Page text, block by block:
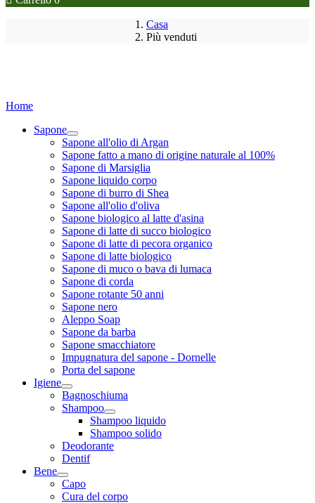
Casa
Più venduti
Home
Sapone
Sapone all'olio di Argan
Sapone fatto a mano di origine naturale al 100%
Sapone di Marsiglia
Sapone liquido corpo
Sapone di burro di Shea
Sapone all'olio d'oliva
Sapone biologico al latte d'asina
Sapone di latte di succo biologico
Sapone di latte di pecora organico
Sapone di latte biologico
Sapone di muco o bava di lumaca
Sapone di corda
Sapone rotante 50 anni
Sapone nero
Aleppo Soap
Sapone da barba
Sapone smacchiatore
Impugnatura del sapone - Dornelle
Porta del sapone
Igiene
Bagnoschiuma
Shampoo
Shampoo liquido
Shampoo solido
Deodorante
Dentif
Bene
Capo
Cura del corpo